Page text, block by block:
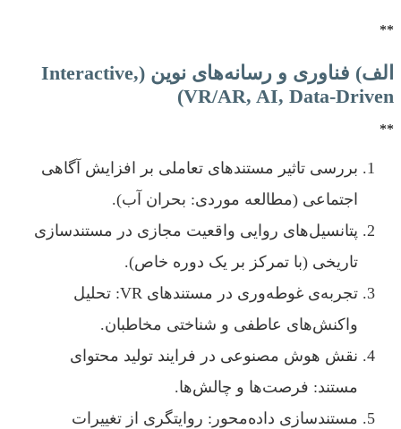
**
الف) فناوری و رسانه‌های نوین (Interactive,
VR/AR, AI, Data-Driven)
**
بررسی تاثیر مستندهای تعاملی بر افزایش آگاهی
اجتماعی (مطالعه موردی: بحران آب).
پتانسیل‌های روایی واقعیت مجازی در مستندسازی
تاریخی (با تمرکز بر یک دوره خاص).
تجربه‌ی غوطه‌وری در مستندهای VR: تحلیل
واکنش‌های عاطفی و شناختی مخاطبان.
نقش هوش مصنوعی در فرایند تولید محتوای
مستند: فرصت‌ها و چالش‌ها.
مستندسازی داده‌محور: روایتگری از تغییرات